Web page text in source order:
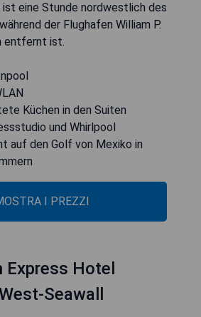
eine Stunde nordwestlich des
der Flughafen William P.
entfernt ist.
Küchen in den Suiten
und Whirlpool
auf den Golf von Mexiko in
I PREZZI
Express Hotel
Seawall